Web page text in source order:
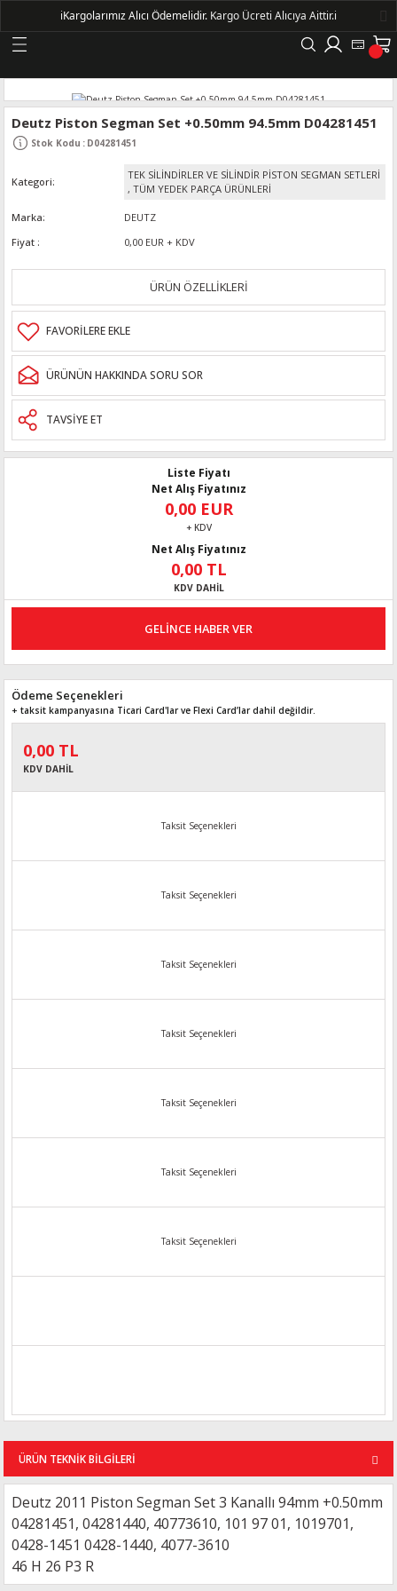
Geri Dön
KASNAKLI ALTERNATÖRLER - 1500
Deutz Piston Segman Set +0.50mm 94.5mm D04281451
Stok Kodu : D04281451
Kategori
TEK SİLİNDİRLER VE SİLİNDİR PİSTON SEGMAN SETLERİ
, TÜM YEDEK PARÇA ÜRÜNLERİ
Marka
DEUTZ
Fiyat
0,00 EUR + KDV
ÜRÜN ÖZELLİKLERİ
ÜRÜNÜN HAKKINDA SORU SOR
TAVSİYE ET
Liste Fiyatı
Net Alış Fiyatınız
0,00 EUR
+ KDV
Net Alış Fiyatınız
0,00 TL
KDV DAHİL
GELİNCE HABER VER
Ödeme Seçenekleri
+ taksit kampanyasına Ticari Card'lar ve Flexi Card’lar dahil değildir.
0,00 TL
KDV DAHİL
Taksit Seçenekleri
Taksit Seçenekleri
Taksit Seçenekleri
Taksit Seçenekleri
Taksit Seçenekleri
Taksit Seçenekleri
Taksit Seçenekleri
ÜRÜN TEKNİK BİLGİLERİ
Deutz 2011 Piston Segman Set 3 Kanallı 94mm +0.50mm
04281451, 04281440, 40773610, 101 97 01, 1019701,
0428-1451 0428-1440, 4077-3610
46 H 26 P3 R
ℹ️Kargolarımız Alıcı Ödemelidir. Kargo Ücreti Alıcıya Aittir.ℹ️